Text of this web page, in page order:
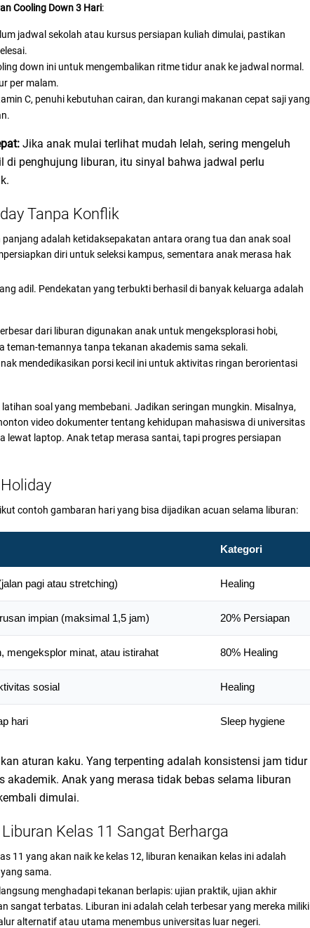
Cooling Down 3 Hari:
jadwal sekolah atau kursus persiapan kuliah dimulai, pastikan
down ini untuk mengembalikan ritme tidur anak ke jadwal normal.
per malam.
C, penuhi kebutuhan cairan, dan kurangi makanan cepat saji yang
Jika anak mulai terlihat mudah lelah, sering mengeluh
penghujung liburan, itu sinyal bahwa jadwal perlu
Tanpa Konflik
adalah ketidaksepakatan antara orang tua dan anak soal
diri untuk seleksi kampus, sementara anak merasa hak
adil. Pendekatan yang terbukti berhasil di banyak keluarga adalah
dari liburan digunakan anak untuk mengeksplorasi hobi,
teman-temannya tanpa tekanan akademis sama sekali.
mendedikasikan porsi kecil ini untuk aktivitas ringan berorientasi
soal yang membebani. Jadikan seringan mungkin. Misalnya,
video dokumenter tentang kehidupan mahasiswa di universitas
lewat laptop. Anak tetap merasa santai, tapi progres persiapan
contoh gambaran hari yang bisa dijadikan acuan selama liburan:
Kategori
pagi atau stretching) Healing
impian (maksimal 1,5 jam) 20% Persiapan
mengeksplor minat, atau istirahat 80% Healing
sosial Healing
hari Sleep hygiene
aturan kaku. Yang terpenting adalah konsistensi jam tidur
Anak yang merasa tidak bebas selama liburan
dimulai.
Kelas 11 Sangat Berharga
11 yang akan naik ke kelas 12, liburan kenaikan kelas ini adalah
sama.
menghadapi tekanan berlapis: ujian praktik, ujian akhir
sangat terbatas. Liburan ini adalah celah terbesar yang mereka miliki
alternatif atau utama menembus universitas luar negeri.